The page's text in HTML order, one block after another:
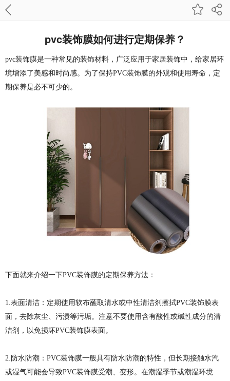
pvc装饰膜如何进行定期保养？
pvc装饰膜是一种常见的装饰材料，广泛应用于家居装饰中，给家居环
境增添了美感和时尚感。为了保持PVC装饰膜的外观和使用寿命，定
期保养是必不可少的。
下面就来介绍一下PVC装饰膜的定期保养方法：
1.表面清洁：定期使用软布蘸取清水或中性清洁剂擦拭PVC装饰膜表
面，去除灰尘、污渍等污垢。注意不要使用含有酸性或碱性成分的清
洁剂，以免损坏PVC装饰膜表面。
2.防水防潮：PVC装饰膜一般具有防水防潮的特性，但长期接触水汽
或湿气可能会导致PVC装饰膜受潮、变形。在潮湿季节或潮湿环境